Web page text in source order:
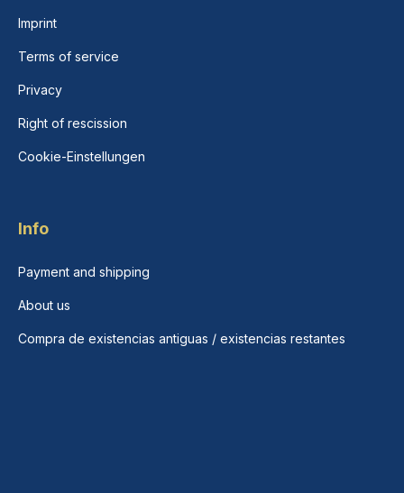
Imprint
Terms of service
Privacy
Right of rescission
Cookie-Einstellungen
Info
Payment and shipping
About us
Compra de existencias antiguas / existencias restantes